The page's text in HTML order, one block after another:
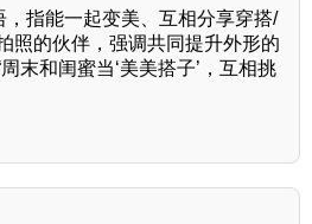
，指能一起变美、互相分享穿搭/
照的伙伴，强调共同提升外形的
末和闺蜜当‘美美搭子’，互相挑